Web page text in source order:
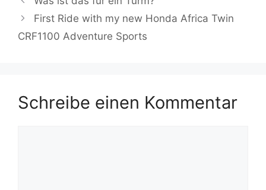
k
First Ride with my new Honda Africa Twin
CRF1100 Adventure Sports
Schreibe einen Kommentar